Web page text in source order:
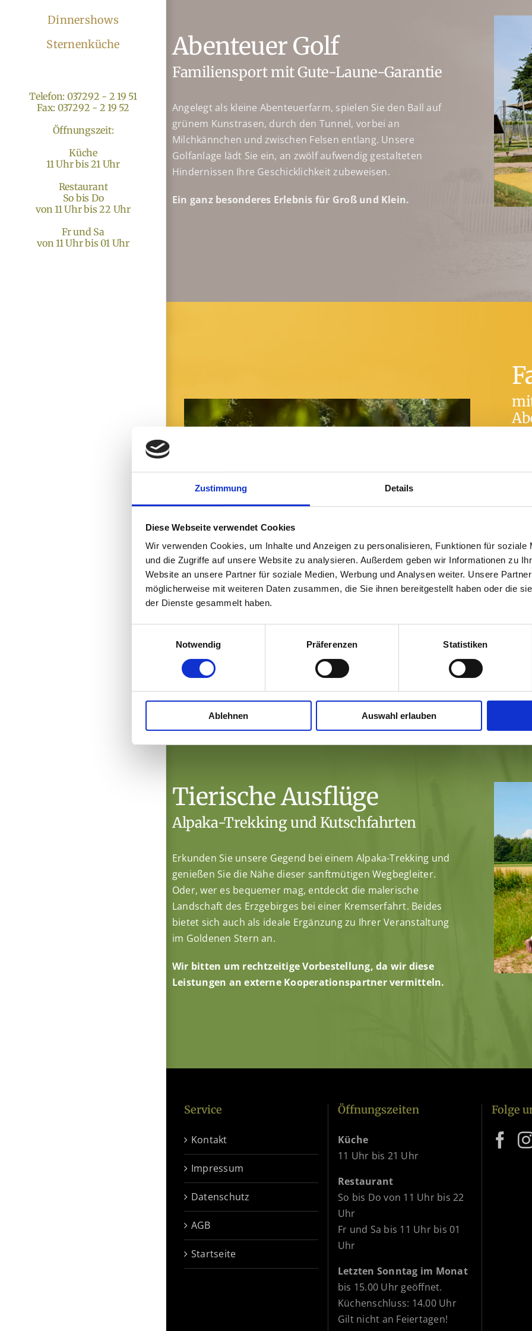
Zustimmung Details
Diese Webseite verwendet Cookies
Wir verwenden Cookies, um Inhalte und Anzeigen zu personalisieren, Funktionen für soziale
und die Zugriffe auf unsere Website zu analysieren. Außerdem geben wir Informationen zu
Website an unsere Partner für soziale Medien, Werbung und Analysen weiter. Unsere
möglicherweise mit weiteren Daten zusammen, die Sie ihnen bereitgestellt haben oder die
der Dienste gesammelt haben.
Notwendig
Präferenzen Statistiken
Ablehnen Auswahl erlauben
Dinnershows
Sternenküche
Telefon: 037292 - 2 19 51
Fax: 037292 - 2 19 52
Öffnungszeit:
Küche
11 Uhr bis 21 Uhr
Restaurant
So bis Do
von 11 Uhr bis 22 Uhr
Fr und Sa
von 11 Uhr bis 01 Uhr
Abenteuer Golf
Familiensport mit Gute-Laune-Garantie
Angelegt als kleine Abenteuerfarm, spielen Sie den Ball auf
grünem Kunstrasen, durch den Tunnel, vorbei an
Milchkännchen und zwischen Felsen entlang. Unsere
Golfanlage lädt Sie ein, an zwölf aufwendig gestalteten
Hindernissen Ihre Geschicklichkeit zubeweisen.
Ein ganz besonderes Erlebnis für Groß und Klein.
Wir
Tierische Ausflüge
Alpaka-Trekking und Kutschfahrten
Erkunden Sie unsere Gegend bei einem Alpaka-Trekking und
genießen Sie die Nähe dieser sanftmütigen Wegbegleiter.
Oder, wer es bequemer mag, entdeckt die malerische
Landschaft des Erzgebirges bei einer Kremserfahrt. Beides
bietet sich auch als ideale Ergänzung zu Ihrer Veranstaltung
im Goldenen Stern an.
Wir bitten um rechtzeitige Vorbestellung, da wir diese
Leistungen an externe Kooperationspartner vermitteln.
Service
Kontakt
Impressum
Datenschutz
AGB
Startseite
Öffnungszeiten
Küche
11 Uhr bis 21 Uhr
Restaurant
So bis Do von 11 Uhr bis 22
Uhr
Fr und Sa bis 11 Uhr bis 01
Uhr
Letzten Sonntag im Monat
bis 15.00 Uhr geöffnet.
Küchenschluss: 14.00 Uhr
Gilt nicht an Feiertagen!
Folge